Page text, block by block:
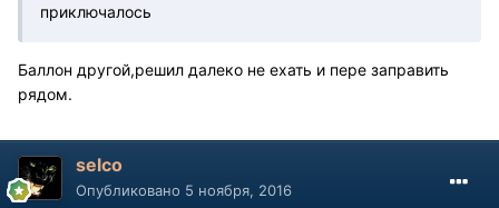
приключалось
Баллон другой,решил далеко не ехать и пере заправить
рядом.
selco
Опубликовано 5 ноября, 2016